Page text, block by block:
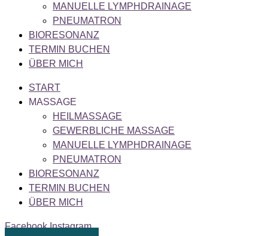
MANUELLE LYMPHDRAINAGE
PNEUMATRON
BIORESONANZ
TERMIN BUCHEN
ÜBER MICH
START
MASSAGE
HEILMASSAGE
GEWERBLICHE MASSAGE
MANUELLE LYMPHDRAINAGE
PNEUMATRON
BIORESONANZ
TERMIN BUCHEN
ÜBER MICH
Facebook Instagram